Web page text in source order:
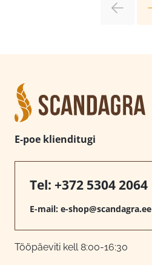
E-poe klienditugi
Tel: +372 5304 2064
E-mail: e-shop@scandagra.ee
Tööpäeviti kell 8:00-16:30